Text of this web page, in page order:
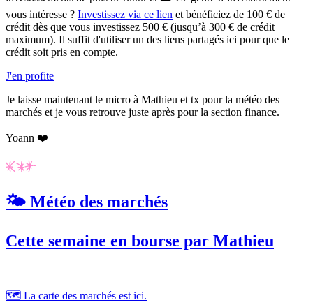
vous intéresse ? Investissez via ce lien et bénéficiez de 100 € de
crédit dès que vous investissez 500 € (jusqu’à 300 € de crédit
maximum). Il suffit d'utiliser un des liens partagés ici pour que le
crédit soit pris en compte.
J'en profite
Je laisse maintenant le micro à Mathieu et tx pour la météo des
marchés et je vous retrouve juste après pour la section finance.
Yoann ❤️
🌤️ Météo des marchés
Cette semaine en bourse par Mathieu
🗺️ La carte des marchés est ici.